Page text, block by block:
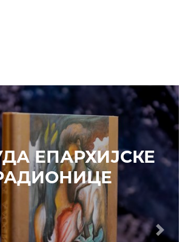
ЕПАРХИЈСКЕ
РАДИОНИЦЕ
КУПИТЕ